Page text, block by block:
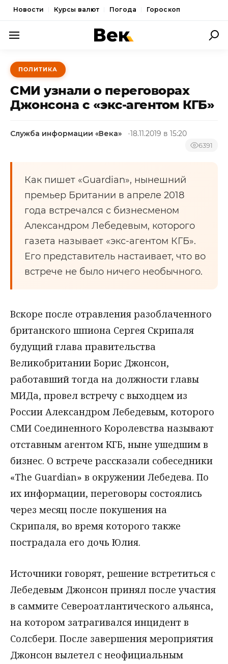
Новости Курсы валют Погода Гороскоп
ПОЛИТИКА
ЭКОНОМИКА
ОБЩЕСТВО
КУЛЬТУРА
НОВОСТИ
ПОЛИТИКА
СМИ узнали о переговорах
Джонсона с «экс-агентом КГБ»
Служба информации «Века» 18.11.2019 в 15:20
6391
Как пишет «Guardian», нынешний
премьер Британии в апреле 2018
года встречался с бизнесменом
Александром Лебедевым, которого
газета называет «экс-агентом КГБ».
Его представитель настаивает, что во
встрече не было ничего необычного.
Вскоре после отравления разоблаченного
британского шпиона Сергея Скрипаля
будущий глава правительства
Великобритании Борис Джонсон,
работавший тогда на должности главы
МИДа, провел встречу с выходцем из
России Александром Лебедевым, которого
СМИ Соединенного Королевства называют
отставным агентом КГБ, ныне ушедшим в
бизнес. О встрече рассказали собеседники
«The Guardian» в окружении Лебедева. По
их информации, переговоры состоялись
через месяц после покушения на
Скрипаля, во время которого также
пострадала его дочь Юлия.
Источники говорят, решение встретиться с
Лебедевым Джонсон принял после участия
в саммите Североатлантического альянса,
на котором затрагивался инцидент в
Солсбери. После завершения мероприятия
Джонсон вылетел с неофициальным